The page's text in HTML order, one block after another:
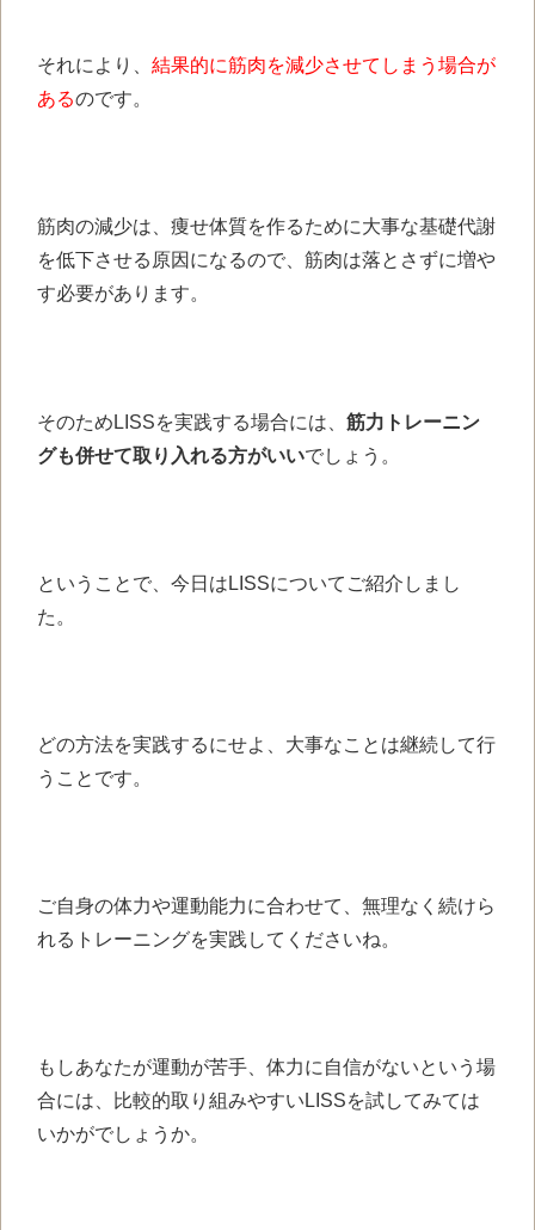
それにより、 結果的に筋肉を減少させてしまう場合が
あるのです。
筋肉の減少は、痩せ体質を作るために大事な基礎代謝
を低下させる原因になるので、筋肉は落とさずに増や
す必要があります。
そのためLISSを実践する場合には、 筋力トレーニン
グも併せて取り入れる方がいいでしょう。
ということで、今日はLISSについてご紹介しまし
た。
どの方法を実践するにせよ、大事なことは継続して行
うことです。
ご自身の体力や運動能力に合わせて、無理なく続けら
れるトレーニングを実践してくださいね。
もしあなたが運動が苦手、体力に自信がないという場
合には、比較的取り組みやすいLISSを試してみては
いかがでしょうか。